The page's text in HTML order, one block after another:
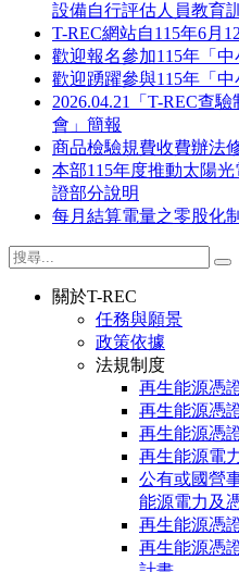
設備自行評估人員教育訓
T-REC網站自115年6月
歡迎報名參加115年「
歡迎踴躍參與115年「中
2026.04.21「T-REC查
會」簡報
商品檢驗規費收費辦法
本部115年度推動太陽
證部分說明
每月結算電量之零股化
關於T-REC
任務與願景
政策依據
法規制度
再生能源憑
再生能源憑
再生能源憑
再生能源電
公有或國營
能源電力及
再生能源憑
再生能源憑